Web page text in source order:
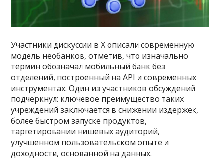
Участники дискуссии в X описали современную
модель необанков, отметив, что изначально
термин обозначал мобильный банк без
отделений, построенный на API и современных
инструментах. Один из участников обсуждений
подчеркнул: ключевое преимущество таких
учреждений заключается в снижении издержек,
более быстром запуске продуктов,
таргетировании нишевых аудиторий,
улучшенном пользовательском опыте и
доходности, основанной на данных.